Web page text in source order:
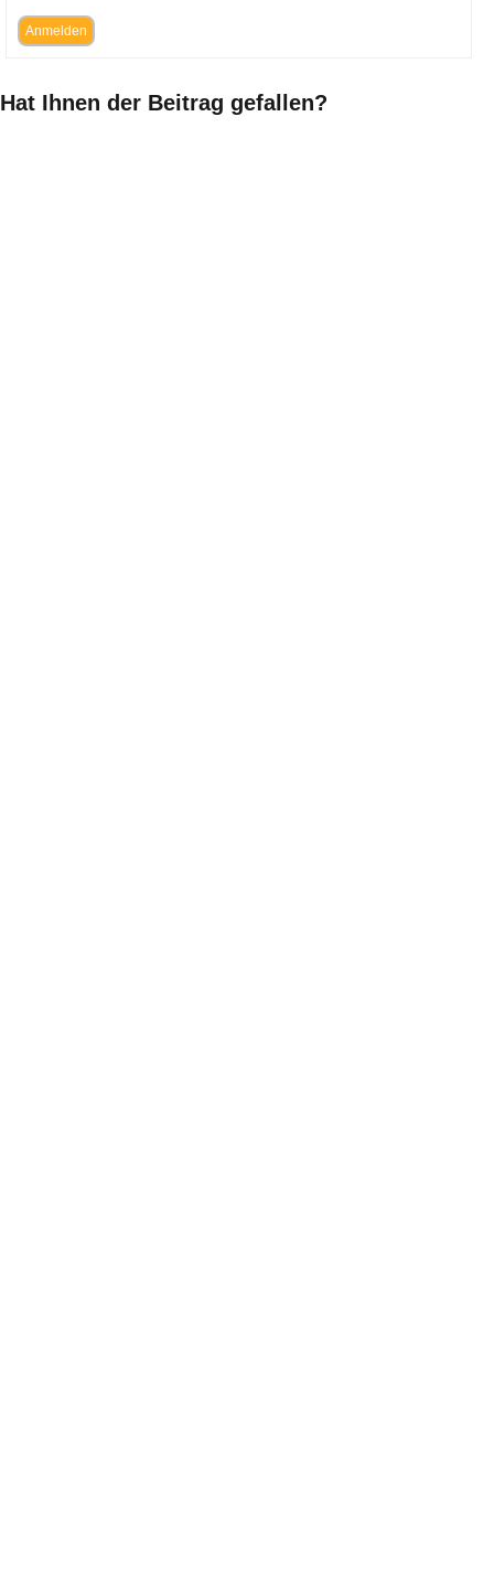
Anmelden
Hat Ihnen der Beitrag gefallen?